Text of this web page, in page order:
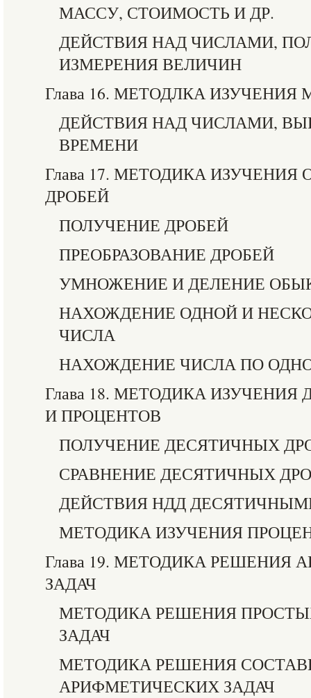
МАССУ, СТОИМОСТЬ И ДР.
ДЕЙСТВИЯ НАД ЧИСЛАМИ,
ИЗМЕРЕНИЯ ВЕЛИЧИН
Глава 16. МЕТОДЛКА
ДЕЙСТВИЯ НАД ЧИСЛАМИ,
ВРЕМЕНИ
Глава 17. МЕТОДИКА
ДРОБЕЙ
ПОЛУЧЕНИЕ ДРОБЕЙ
ПРЕОБРАЗОВАНИЕ ДРОБЕЙ
УМНОЖЕНИЕ И ДЕЛЕНИЕ
НАХОЖДЕНИЕ ОДНОЙ И
ЧИСЛА
НАХОЖДЕНИЕ ЧИСЛА ПО
Глава 18. МЕТОДИКА
И ПРОЦЕНТОВ
ПОЛУЧЕНИЕ ДЕСЯТИЧНЫХ
СРАВНЕНИЕ ДЕСЯТИЧНЫХ
ДЕЙСТВИЯ НДД
МЕТОДИКА ИЗУЧЕНИЯ
Глава 19. МЕТОДИКА РЕШЕНИЯ
ЗАДАЧ
МЕТОДИКА РЕШЕНИЯ
ЗАДАЧ
МЕТОДИКА РЕШЕНИЯ
АРИФМЕТИЧЕСКИХ ЗАДАЧ